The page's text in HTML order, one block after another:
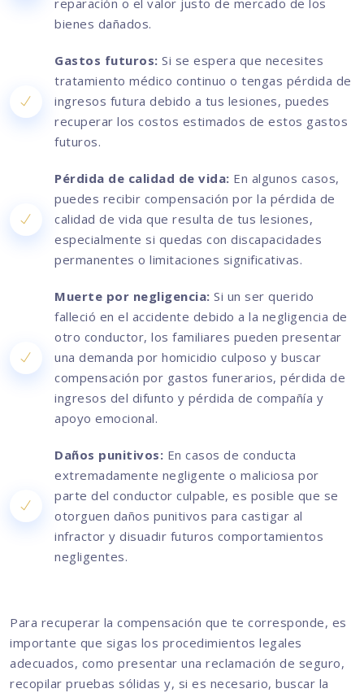
reparación o el valor justo de mercado de los
bienes dañados.
Gastos futuros: Si se espera que necesites
tratamiento médico continuo o tengas pérdida de
ingresos futura debido a tus lesiones, puedes
recuperar los costos estimados de estos gastos
futuros.
Pérdida de calidad de vida: En algunos casos,
puedes recibir compensación por la pérdida de
calidad de vida que resulta de tus lesiones,
especialmente si quedas con discapacidades
permanentes o limitaciones significativas.
Muerte por negligencia: Si un ser querido
falleció en el accidente debido a la negligencia de
otro conductor, los familiares pueden presentar
una demanda por homicidio culposo y buscar
compensación por gastos funerarios, pérdida de
ingresos del difunto y pérdida de compañía y
apoyo emocional.
Daños punitivos: En casos de conducta
extremadamente negligente o maliciosa por
parte del conductor culpable, es posible que se
otorguen daños punitivos para castigar al
infractor y disuadir futuros comportamientos
negligentes.
Para recuperar la compensación que te corresponde, es
importante que sigas los procedimientos legales
adecuados, como presentar una reclamación de seguro,
recopilar pruebas sólidas y, si es necesario, buscar la